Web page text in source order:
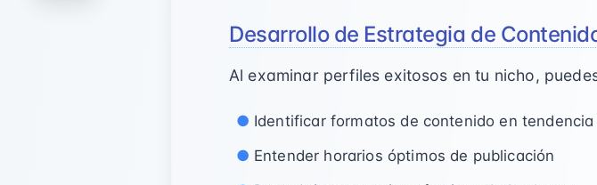
Desarrollo de Estrategia de
Al examinar perfiles exitosos en tu nicho,
Identificar formatos de contenido en tendencia
Entender horarios óptimos de publicación